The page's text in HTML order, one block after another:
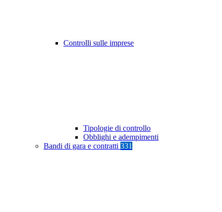
Controlli sulle imprese
Tipologie di controllo
Obblighi e adempimenti
Bandi di gara e contratti 331